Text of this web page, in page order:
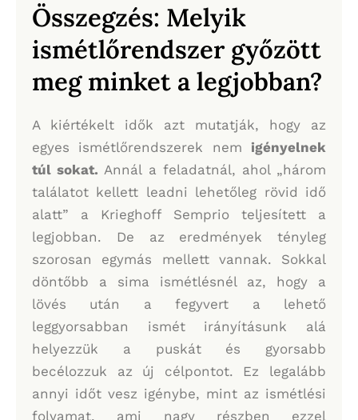
Összegzés: Melyik
ismétlőrendszer győzött
meg minket a legjobban?
A kiértékelt idők azt mutatják, hogy az
egyes ismétlőrendszerek nem igényelnek
túl sokat. Annál a feladatnál, ahol „három
találatot kellett leadni lehetőleg rövid idő
alatt” a Krieghoff Semprio teljesített a
legjobban. De az eredmények tényleg
szorosan egymás mellett vannak. Sokkal
döntőbb a sima ismétlésnél az, hogy a
lövés után a fegyvert a lehető
leggyorsabban ismét irányításunk alá
helyezzük a puskát és gyorsabb
becélozzuk az új célpontot. Ez legalább
annyi időt vesz igénybe, mint az ismétlési
folyamat, ami nagy részben ezzel